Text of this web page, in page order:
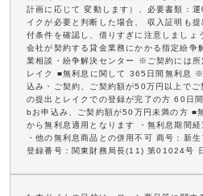
計画に応じて 変動します）、必要書類：
イクが必要と判断した場合、 収入証明も
付条件を確認し、借りすぎに注意しまし
会社が契約する貸金業務にかかる指定紛
業相談・紛争解決センター ※ご契約には所
レイク ■無利息に関して 365日間無利息
込み・ご契約、ご契約額が50万円以上で
の提出とレイクでの登録が完了の方 60日
bお申込み、ご契約額が50万円未満の方 ■
から無利息適用となります ・無利息期間
・他の無利息商品との併用不可 商号：新
登録番号：関東財務局長(11) 第01024号